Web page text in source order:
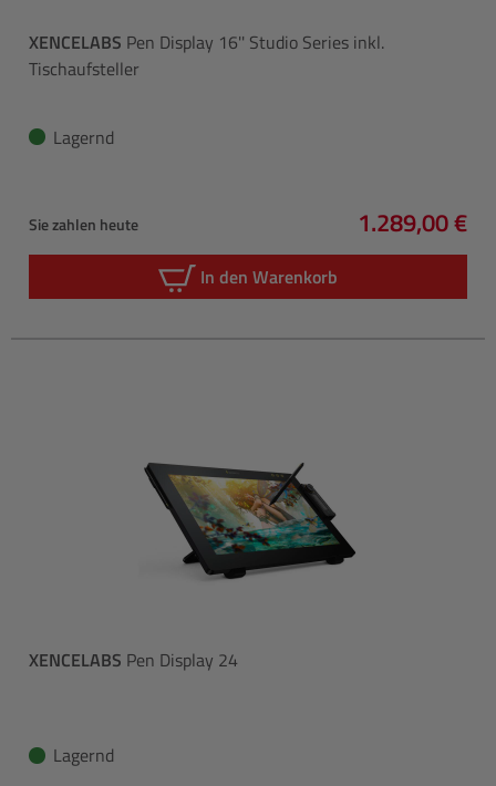
XENCELABS Pen Display 16'' Studio Series inkl.
Tischaufsteller
Lagernd
Sie zahlen heute
Regulärer
1.289,00 €
In den Warenkorb
XENCELABS Pen Display 24
Lagernd